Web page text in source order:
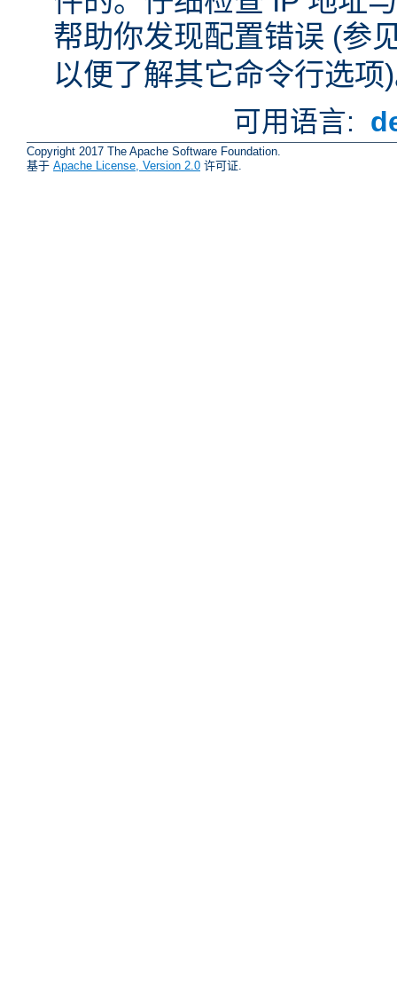
帮助你发现配置错误 (参
以便了解其它命令行选项
可用语言:
Copyright 2017 The Apache Software Foundation.
基于 Apache License, Version 2.0 许可证.